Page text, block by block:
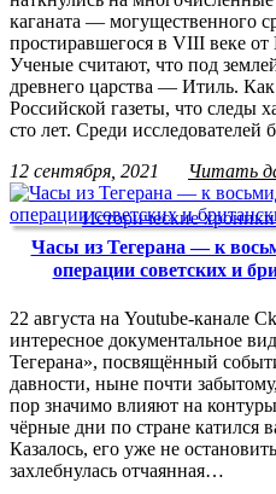
каганата — могущественного
простиравшегося в VIII веке
Ученые считают, что под
древнего царства — Итиль.
Российской газеты, что следы
сто лет. Среди
12 сентября, 2021
Читать
Исторические
Часы из Тегерана — к
операции советских и
22 августа на Youtube-канале
интересное документальное
Тегерана», посвящённый
давности, ныне почти
пор значимо влияют на
чёрные дни по стране катился
Казалось, его уже не
захлебнулась отчаянная…